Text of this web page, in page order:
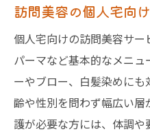
訪問美容の個人宅向
個人宅向けの訪問美容サー
パーマなど基本的なメニ
ーやブロー、白髪染めに
齢や性別を問わず幅広い
護が必要な方には、体調